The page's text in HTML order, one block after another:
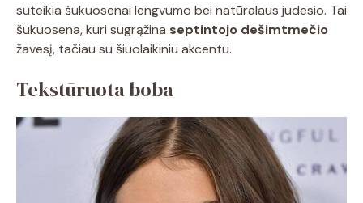
suteikia šukuosenai lengvumo bei natūralaus judesio. Tai
šukuosena, kuri sugrąžina septintojo dešimtmečio
žavesį, tačiau su šiuolaikiniu akcentu.
Tekstūruota boba